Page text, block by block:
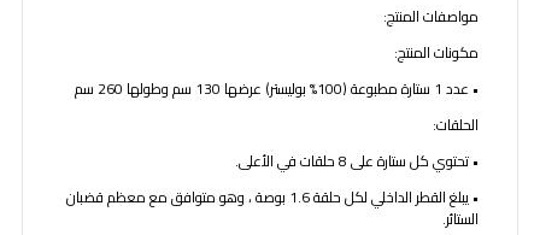
مواصفات المنتج:
مكونات المنتج:
• عدد 1 ستارة مطبوعة (100% بوليستر) عرضها 130 سم وطولها 260 سم
الحلقات:
• تحتوي كل ستارة على 8 حلقات في الأعلى.
• يبلغ القطر الداخلي لكل حلقة 1.6 بوصة ، وهو متوافق مع معظم قضبان
الستائر.